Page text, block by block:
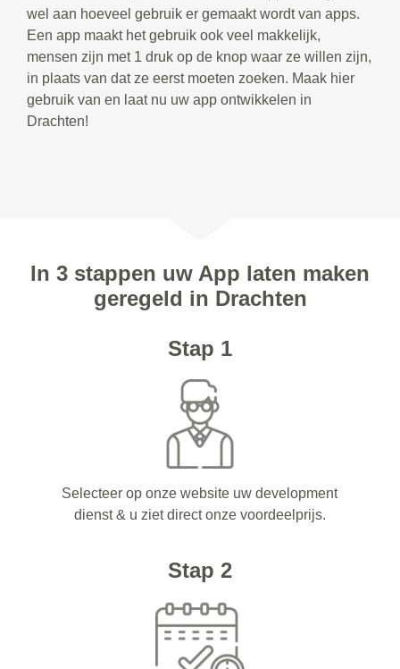
wel aan hoeveel gebruik er gemaakt wordt van apps.
Een app maakt het gebruik ook veel makkelijk,
mensen zijn met 1 druk op de knop waar ze willen zijn,
in plaats van dat ze eerst moeten zoeken. Maak hier
gebruik van en laat nu uw app ontwikkelen in
Drachten!
In 3 stappen uw App laten maken
geregeld in Drachten
Stap 1
Selecteer op onze website uw development
dienst & u ziet direct onze voordeelprijs.
Stap 2